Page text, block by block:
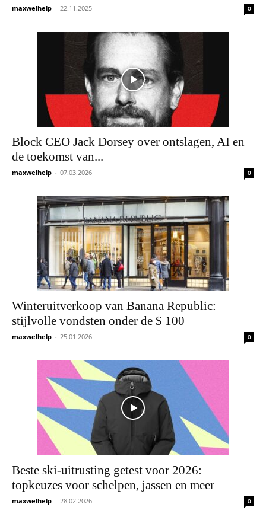
maxwelhelp - 22.11.2025 0
Block CEO Jack Dorsey over ontslagen, AI en
de toekomst van...
maxwelhelp - 07.03.2026 0
Winteruitverkoop van Banana Republic:
stijlvolle vondsten onder de $ 100
maxwelhelp - 25.01.2026 0
Beste ski-uitrusting getest voor 2026:
topkeuzes voor schelpen, jassen en meer
maxwelhelp - 28.02.2026 0